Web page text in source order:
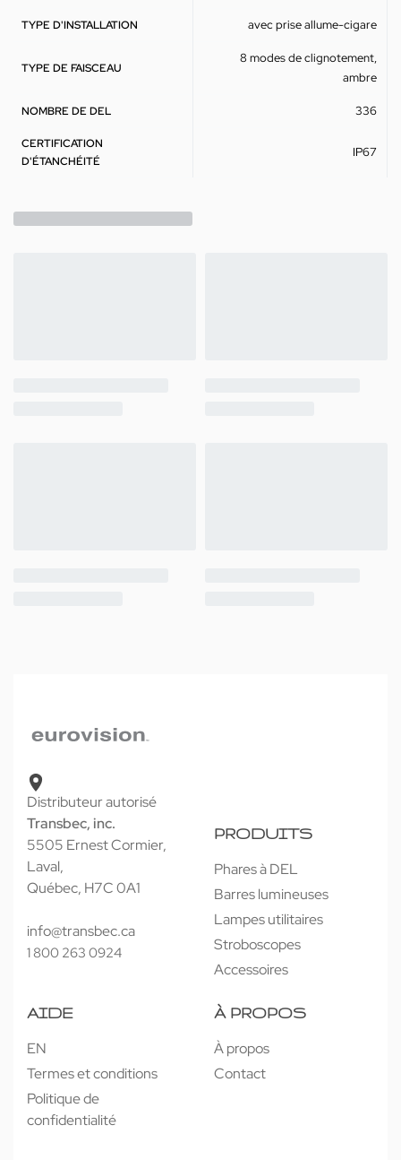
TYPE D'INSTALLATION avec prise allume-cigare
TYPE DE FAISCEAU
8 modes de clignotement,
ambre
NOMBRE DE DEL 336
CERTIFICATION
D'ÉTANCHÉITÉ
IP67
Distributeur autorisé
Transbec, inc.
5505 Ernest Cormier,
Laval,
Québec, H7C 0A1
info@transbec.ca
1 800 263 0924
PRODUITS
Phares à DEL
Barres lumineuses
Lampes utilitaires
Stroboscopes
Accessoires
AIDE
EN
Termes et conditions
Politique de
confidentialité
À PROPOS
À propos
Contact